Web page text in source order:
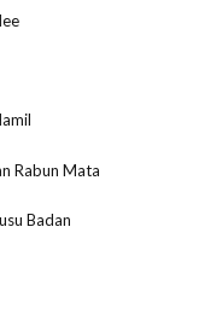
Rabun Mata
Badan